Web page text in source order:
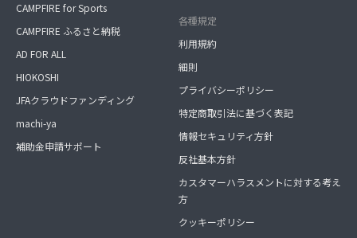
CAMPFIRE for Sports
CAMPFIRE ふるさと納税
AD FOR ALL
HIOKOSHI
JFAクラウドファンディング
machi-ya
補助金申請サポート
各種規定
利用規約
細則
プライバシーポリシー
特定商取引法に基づく表記
情報セキュリティ方針
反社基本方針
カスタマーハラスメントに対する考え
方
クッキーポリシー